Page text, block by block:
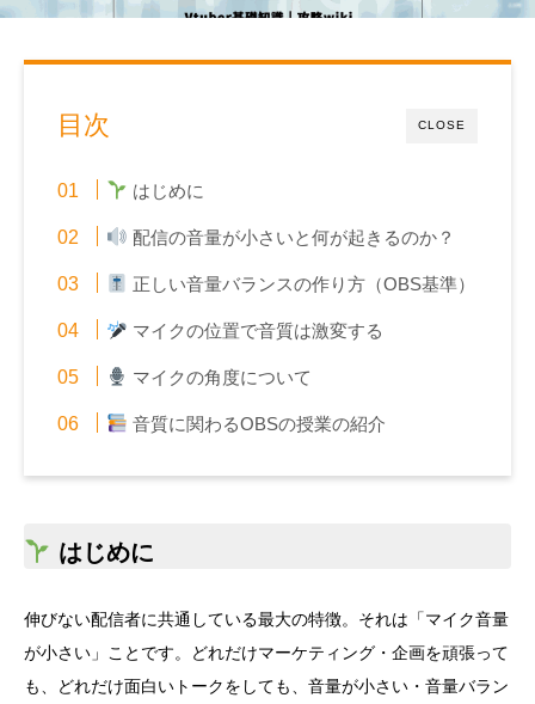
CLOSE
目次
はじめに
配信の音量が小さいと何が起きるのか？
正しい音量バランスの作り方（OBS基準）
マイクの位置で音質は激変する
マイクの角度について
音質に関わるOBSの授業の紹介
はじめに
伸びない配信者に共通している最大の特徴。それは「マイク音量
が小さい」ことです。どれだけマーケティング・企画を頑張って
も、どれだけ面白いトークをしても、音量が小さい・音量バラン